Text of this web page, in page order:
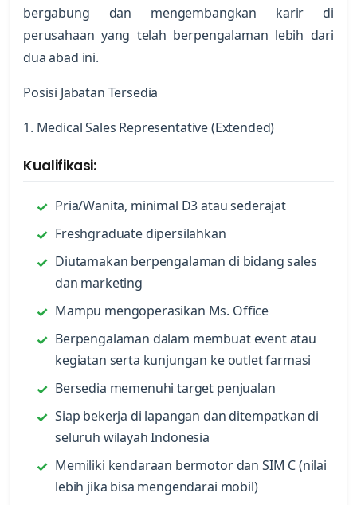
bergabung dan mengembangkan karir di
perusahaan yang telah berpengalaman lebih dari
dua abad ini.
Posisi Jabatan Tersedia
1. Medical Sales Representative (Extended)
Kualifikasi:
Pria/Wanita, minimal D3 atau sederajat
Freshgraduate dipersilahkan
Diutamakan berpengalaman di bidang sales
dan marketing
Mampu mengoperasikan Ms. Office
Berpengalaman dalam membuat event atau
kegiatan serta kunjungan ke outlet farmasi
Bersedia memenuhi target penjualan
Siap bekerja di lapangan dan ditempatkan di
seluruh wilayah Indonesia
Memiliki kendaraan bermotor dan SIM C (nilai
lebih jika bisa mengendarai mobil)